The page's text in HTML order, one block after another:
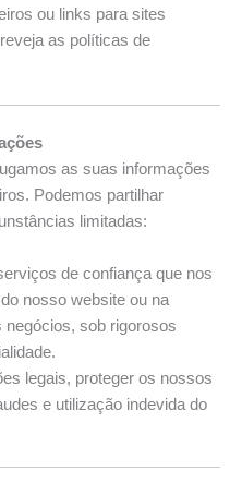
ou links para sites
as políticas de
as suas informações
Podemos partilhar
limitadas:
de confiança que nos
nosso website ou na
sob rigorosos
legais, proteger os nossos
e utilização indevida do